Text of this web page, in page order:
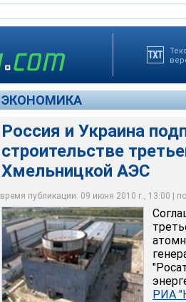
ЭКОНОМИКА
Россия и Украина
строительстве
Хмельницкой АЭС
время публикации: 09 июня 2010 г., 13:00 |
Строительная площадка третьего
www.xaec.org.ua
РИА